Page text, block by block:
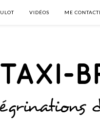
VIDÉOS ME